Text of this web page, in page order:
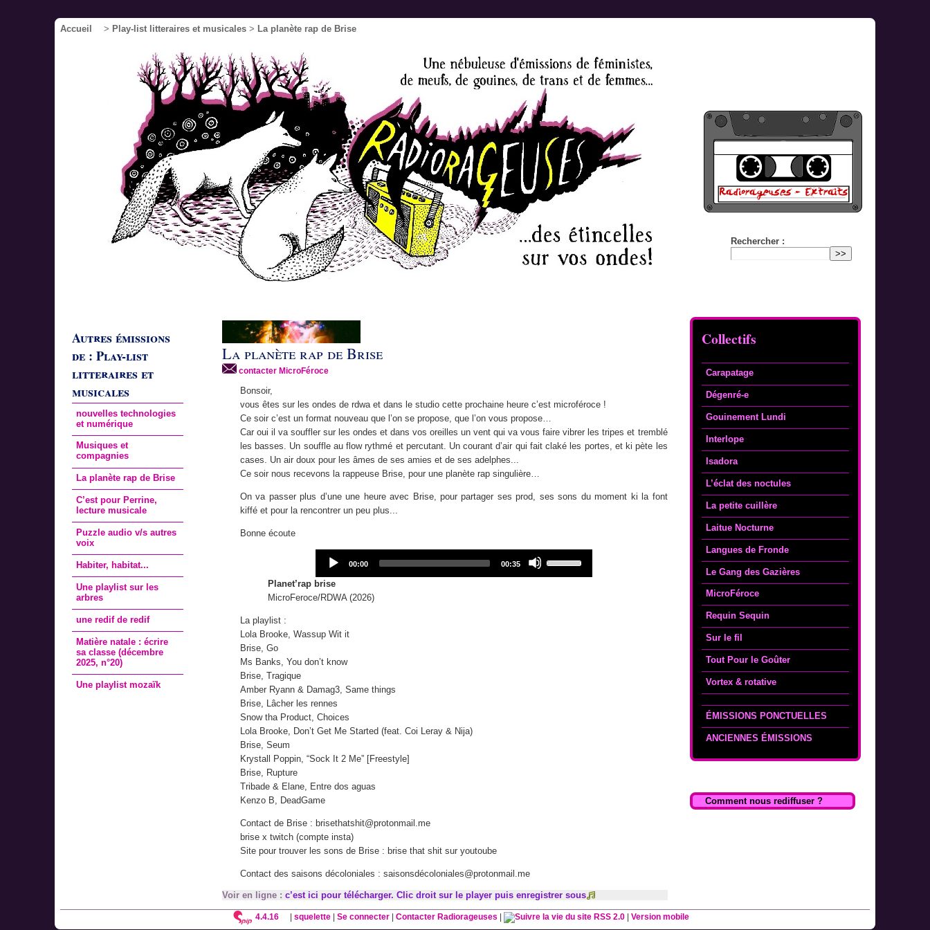
Accueil > Play-list litteraires et musicales > La planète rap de Brise
Rechercher :
Collectifs
Carapatage
Dégenré-e
Gouinement Lundi
Interlope
Isadora
L’éclat des noctules
La petite cuillère
Laitue Nocturne
Langues de Fronde
Le Gang des Gazières
MicroFéroce
Requin Sequin
Sur le fil
Tout Pour le Goûter
Vortex & rotative
ÉMISSIONS PONCTUELLES
ANCIENNES ÉMISSIONS
Comment nous rediffuser ?
Autres émissions
de : Play-list
litteraires et
musicales
nouvelles technologies
et numérique
Musiques et
compagnies
La planète rap de Brise
C’est pour Perrine,
lecture musicale
Puzzle audio v/s autres
voix
Habiter, habitat...
Une playlist sur les
arbres
une redif de redif
Matière natale : écrire
sa classe (décembre
2025, n°20)
Une playlist mozaïk
La planète rap de Brise
contacter MicroFéroce
Bonsoir,
vous êtes sur les ondes de rdwa et dans le studio cette prochaine heure c’est microféroce !
Ce soir c’est un format nouveau que l’on se propose, que l’on vous propose…
Car oui il va souffler sur les ondes et dans vos oreilles un vent qui va vous faire vibrer les tripes et tremblé
les basses. Un souffle au flow rythmé et percutant. Un courant d’air qui fait claké les portes, et ki pète les
cases. Un air doux pour les âmes de ses amies et de ses adelphes...
Ce soir nous recevons la rappeuse Brise, pour une planète rap singulière…
On va passer plus d’une une heure avec Brise, pour partager ses prod, ses sons du moment ki la font
kiffé et pour la rencontrer un peu plus...
Bonne écoute
Audio
Player
Current
00:00
Total
00:35
Up/Down
Planet’rap brise
MicroFeroce/RDWA (2026)
La playlist :
Lola Brooke, Wassup Wit it
Brise, Go
Ms Banks, You don’t know
Brise, Tragique
Amber Ryann & Damag3, Same things
Brise, Lâcher les rennes
Snow tha Product, Choices
Lola Brooke, Don’t Get Me Started (feat. Coi Leray & Nija)
Brise, Seum
Krystall Poppin, “Sock It 2 Me” [Freestyle]
Brise, Rupture
Tribade & Elane, Entre dos aguas
Kenzo B, DeadGame
Contact de Brise : brisethatshit@protonmail.me
brise x twitch (compte insta)
Site pour trouver les sons de Brise : brise that shit sur youtoube
Contact des saisons décoloniales : saisonsdécoloniales@protonmail.me
Voir en ligne : c’est ici pour télécharger. Clic droit sur le player puis enregistrer sous
4.4.16 | squelette| Se connecter| Contacter Radiorageuses | RSS 2.0| Version mobile